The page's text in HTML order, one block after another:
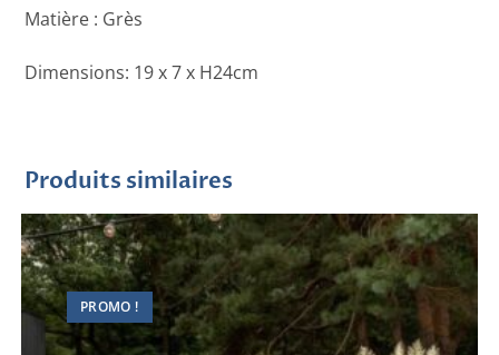
Matière : Grès
Dimensions: 19 x 7 x H24cm
Produits similaires
PROMO !